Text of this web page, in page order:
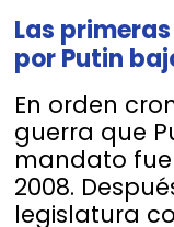
Las
por Putin
En orden
guerra que
mandato
2008.
legislatura